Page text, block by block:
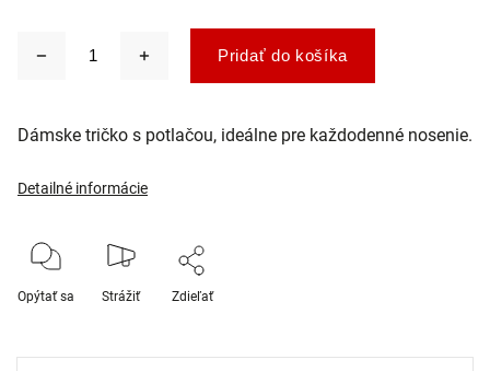
Pridať do košíka
Dámske tričko s potlačou, ideálne pre každodenné nosenie.
Detailné informácie
Opýtať sa Strážiť Zdieľať